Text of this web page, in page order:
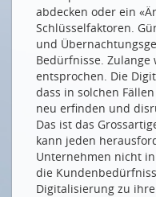
Peter Grütter: Das
Und der erste Swiss
an...
Fotoalbum
DER MENSCH IM AUGE
Alain Dehaze: So
Hansueli Loosli: Das
Patrick Gisel: Vernetzt
abdecken oder ein
Schlüsselfaktoren.
und
Bedürfnisse.
entsprochen. Die
dass in solchen
neu erfinden und
Das ist das
kann jeden
Unternehmen nicht
die
Digitalisierung zu